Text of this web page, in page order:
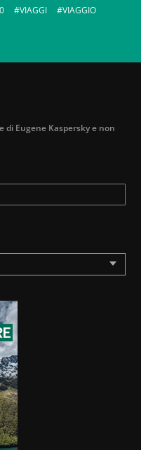
VIAGGI
VIAGGIO
Eugene Kaspersky e non